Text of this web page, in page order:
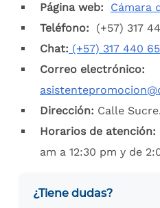
Página web: Cámara
Teléfono: (+57) 317
Chat: (+57) 317 440
Correo electrónico:
Dirección: Calle
Horarios de atención:
am a 12:30 pm y de
¿Tiene dudas?